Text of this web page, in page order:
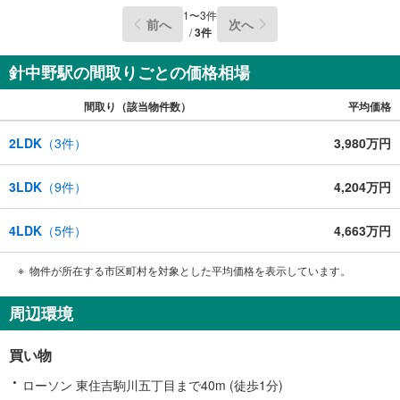
・矢田中学校歩10分（750m）
・住宅性能評価5分野7項目で最も高い等級取得を標準化！最長35年の定期
点検・長期保証で安心
・LDK16帖/スーパー徒歩1分/WIC2か所/用途多彩な5帖の納戸あり
弊社が選ばれる理由
1.お金の扱い方のプロ、ファイナンシャルプランナーが資金計画をサポー
ト！
2.買い替えなどにも対応できる売却専門チームあり！
3.たくさんの銀行と繋がりがあるため、最も低金利になるように審査が可
能！
4.物件のお引渡し後に必要になったお家のリフォームも弊社のリフォームプ
ランナーがご提案！
5.定期的にご連絡を繋ぎ、有事の際に迅速にサポートいたします
弊社は専門家同士が連携をとっているため、より多くの知見がございま
す。
前へ 1〜3件
/3件 次へ
針中野駅の間取りごとの価格相場
間取り（該当物件数） 平均価格
2LDK （3件） 3,980万円
3LDK （9件） 4,204万円
4LDK （5件） 4,663万円
物件が所在する市区町村を対象とした平均価格を表示しています。
周辺環境
買い物
ローソン 東住吉駒川五丁目まで40m (徒歩1分)